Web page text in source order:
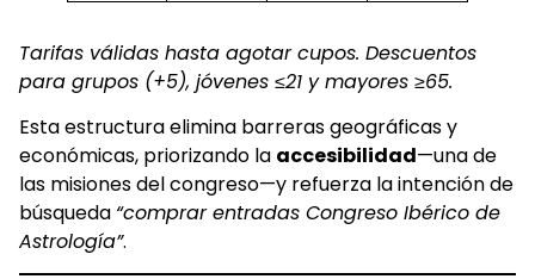
Tarifas válidas hasta agotar cupos. Descuentos
para grupos (+5), jóvenes ≤21 y mayores ≥65.
Esta estructura elimina barreras geográficas y
económicas, priorizando la accesibilidad—una de
las misiones del congreso—y refuerza la intención de
búsqueda “comprar entradas Congreso Ibérico de
Astrología”.